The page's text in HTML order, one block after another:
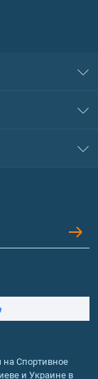
Спортивное
и Украине в